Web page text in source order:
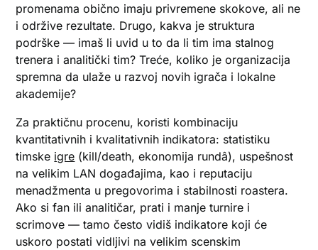
promenama obično imaju privremene skokove, ali ne
i održive rezultate. Drugo, kakva je struktura
podrške — imaš li uvid u to da li tim ima stalnog
trenera i analitički tim? Treće, koliko je organizacija
spremna da ulaže u razvoj novih igrača i lokalne
akademije?
Za praktičnu procenu, koristi kombinaciju
kvantitativnih i kvalitativnih indikatora: statistiku
timske igre (kill/death, ekonomija rundâ), uspešnost
na velikim LAN događajima, kao i reputaciju
menadžmenta u pregovorima i stabilnosti roastera.
Ako si fan ili analitičar, prati i manje turnire i
scrimove — tamo često vidiš indikatore koji će
uskoro postati vidljivi na velikim scenskim